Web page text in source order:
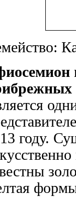
году.